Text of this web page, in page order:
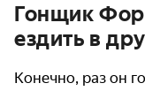
Гонщик
ездить в
Конечно, раз он